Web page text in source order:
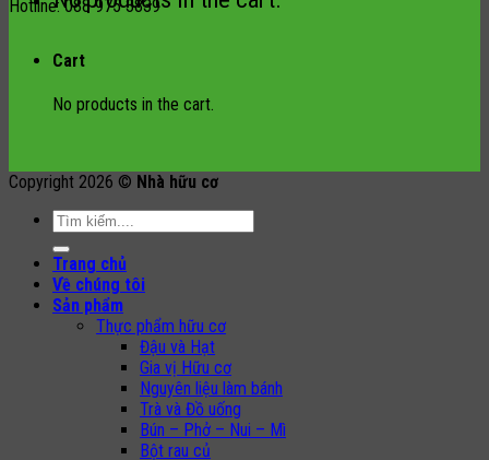
Cart
No products in the cart.
Hotline: 088 975 3839
Copyright 2026 © Nhà hữu cơ
Search
Trang chủ
Về chúng tôi
Sản phẩm
Thực phẩm hữu cơ
Đậu và Hạt
Gia vị Hữu cơ
Nguyên liệu làm bánh
Trà và Đồ uống
Bún – Phở – Nui – Mì
Bột rau củ